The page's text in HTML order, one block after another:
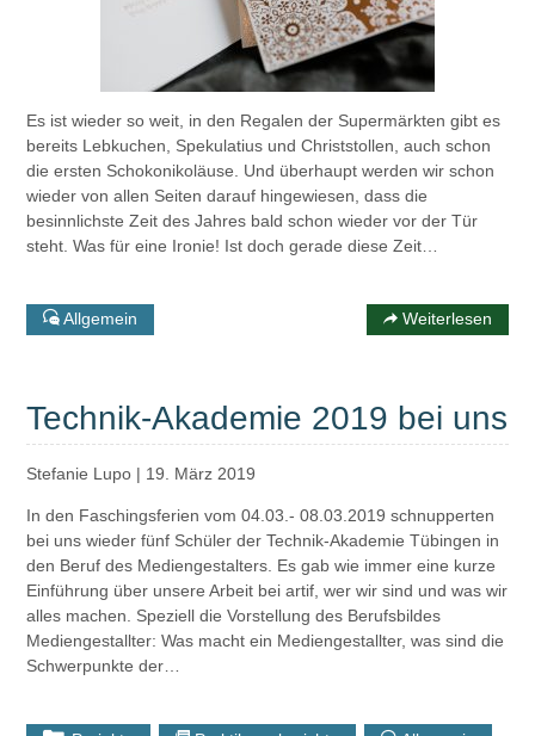
Es ist wieder so weit, in den Regalen der Supermärkten gibt es
bereits Lebkuchen, Spekulatius und Christstollen, auch schon
die ersten Schokonikoläuse. Und überhaupt werden wir schon
wieder von allen Seiten darauf hingewiesen, dass die
besinnlichste Zeit des Jahres bald schon wieder vor der Tür
steht. Was für eine Ironie! Ist doch gerade diese Zeit…
Allgemein Weiterlesen
Technik-Akademie 2019 bei uns
Stefanie Lupo | 19. März 2019
In den Faschingsferien vom 04.03.- 08.03.2019 schnupperten
bei uns wieder fünf Schüler der Technik-Akademie Tübingen in
den Beruf des Mediengestalters. Es gab wie immer eine kurze
Einführung über unsere Arbeit bei artif, wer wir sind und was wir
alles machen. Speziell die Vorstellung des Berufsbildes
Mediengestallter: Was macht ein Mediengestallter, was sind die
Schwerpunkte der…